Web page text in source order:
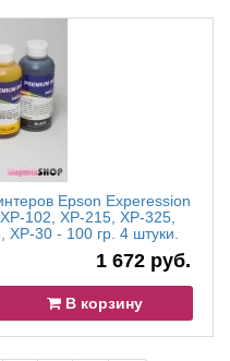
Epson Experession
102, XP-215, XP-325,
XP-30 - 100 гр. 4 штуки.
1 672 руб.
В корзину